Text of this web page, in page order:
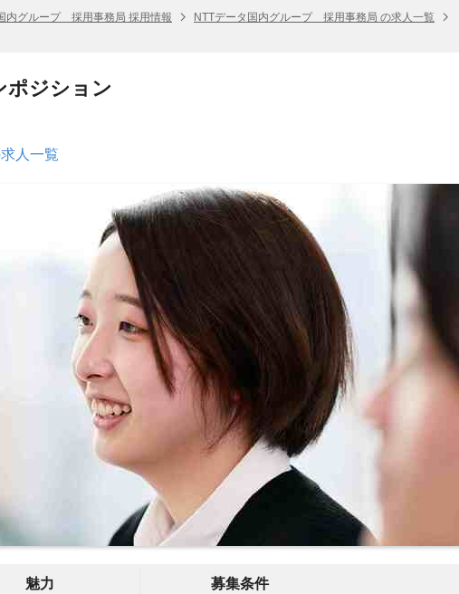
内グループ 採用事務局 採用情報 NTTデータ国内グループ 採用事務局 の求人一覧
ポジション
人一覧
魅力 募集条件